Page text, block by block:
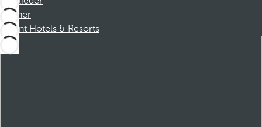
Partner
Dorint Hotels & Resorts